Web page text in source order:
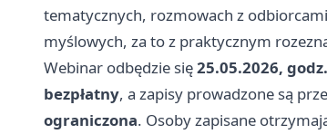
tematycznych, rozmowach z
myślowych, za to z praktycznym
Webinar odbędzie się25.05.2026,
bezpłatny, a zapisy prowadzone są
ograniczona. Osoby zapisane